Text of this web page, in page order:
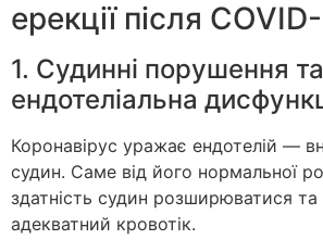
ерекції після
1. Судинні порушення та
ендотеліальна
Коронавірус уражає ендотелій —
судин. Саме від його нормальної
здатність судин розширюватися та
адекватний кровотік.